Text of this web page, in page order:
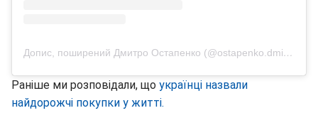
Допис, поширений Дмитро Остапенко (@ostapenko.dmitriy)
Раніше ми розповідали, що українці назвали
найдорожчі покупки у житті.